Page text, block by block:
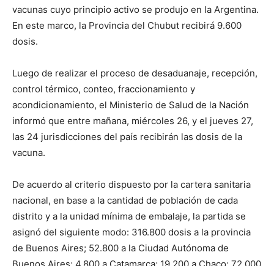
vacunas cuyo principio activo se produjo en la Argentina.
En este marco, la Provincia del Chubut recibirá 9.600
dosis.
Luego de realizar el proceso de desaduanaje, recepción,
control térmico, conteo, fraccionamiento y
acondicionamiento, el Ministerio de Salud de la Nación
informó que entre mañana, miércoles 26, y el jueves 27,
las 24 jurisdicciones del país recibirán las dosis de la
vacuna.
De acuerdo al criterio dispuesto por la cartera sanitaria
nacional, en base a la cantidad de población de cada
distrito y a la unidad mínima de embalaje, la partida se
asignó del siguiente modo: 316.800 dosis a la provincia
de Buenos Aires; 52.800 a la Ciudad Autónoma de